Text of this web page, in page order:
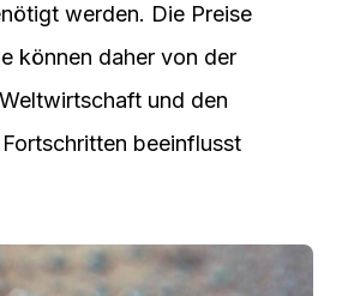
werden. Die Preise
können daher von der
und den
beeinflusst